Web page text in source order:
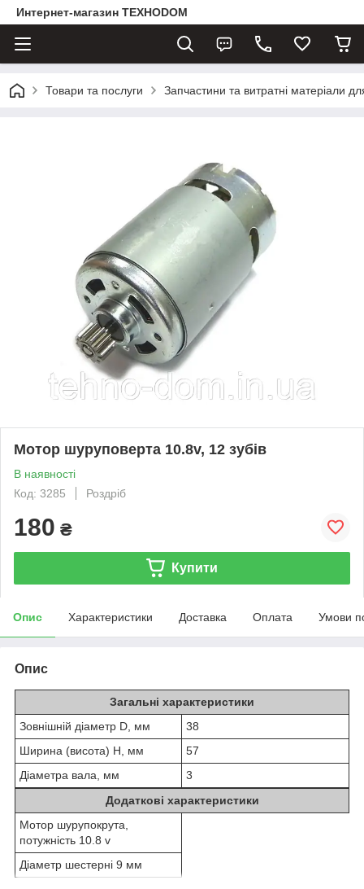
Интернет-магазин ТЕХНОDOM
Товари та послуги Запчастини та витратні матеріали
Мотор шуруповерта 10.8v, 12 зубів
В наявності
Код: 3285
Роздріб
180 ₴
Купити
Опис Характеристики Доставка Оплата Умови
Опис
Загальні характеристики
Зовнішній діаметр D, мм
38
Ширина (висота) H, мм
57
Діаметра вала, мм
3
Додаткові характеристики
Мотор шурупокрута,
потужність 10.8 v
Діаметр шестерні 9 мм